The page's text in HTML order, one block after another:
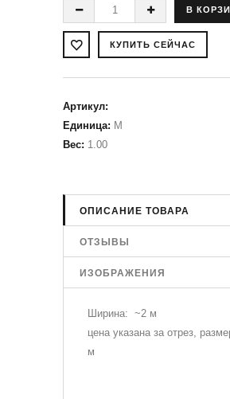
Артикул:
Единица: М
Вес: 1.00
ОПИСАНИЕ ТОВАРА
ОТЗЫВЫ
ИЗОБРАЖЕНИЯ
Ширина: ~2 м
цена указана за отрез,
м